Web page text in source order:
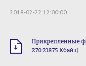
2018-02-22 12:00:00
Прикрепленные
270.21875 Кбайт)